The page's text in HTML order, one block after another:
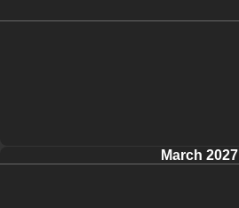
March 2027